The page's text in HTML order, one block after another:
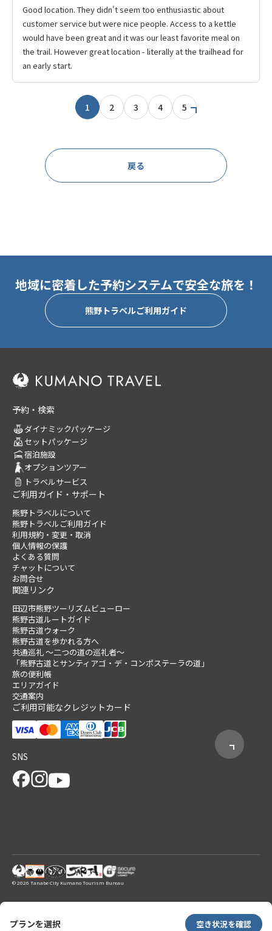
Good location. They didn't seem too enthusiastic about
customer service but were nice people. Access to a kettle
would have been great and it was our least favorite meal on
the trail. However great location - literally at the trailhead for
an early start.
1 2 3 4 5
戻る
プランを選択 空き状況を確認
地域に密着した予約システムで安全な旅を！
熊野トラベルご利用ガイド
予約・検索
ダイナミックパッケージ
セットパッケージ
宿泊施設
オプションツアー
トラベルサービス
ご利用ガイド・サポート
熊野トラベルについて
熊野トラベルご利用ガイド
利用規約・変更・取消
個人情報の保護
よくある質問
チャットについて
お問合せ
関連リンク
田辺市熊野ツーリズムビューロー
熊野古道ルートガイド
熊野古道ウォーク
熊野古道を歩かれる方へ
共通巡礼 ～二つの道の巡礼者～
「熊野古道とサンティアゴ・デ・コンポステーラの道」
旅の便利帳
エリアガイド
交通案内
ご利用可能なクレジットカード
SNS
© 2026 Tanabe City Kumano Tourism Bureau